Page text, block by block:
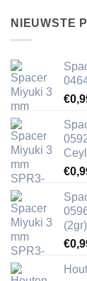
NIEUWSTE
€
€
(2gr)
€